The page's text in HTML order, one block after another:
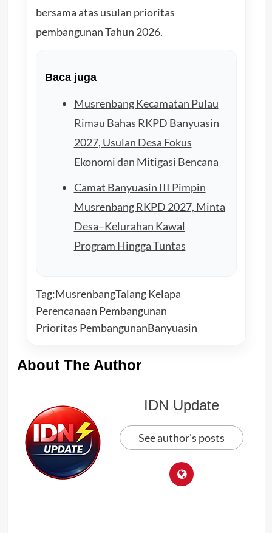
bersama atas usulan prioritas
pembangunan Tahun 2026.
Baca juga
Musrenbang Kecamatan Pulau
Rimau Bahas RKPD Banyuasin
2027, Usulan Desa Fokus
Ekonomi dan Mitigasi Bencana
Camat Banyuasin III Pimpin
Musrenbang RKPD 2027, Minta
Desa–Kelurahan Kawal
Program Hingga Tuntas
Tag:MusrenbangTalang Kelapa
Perencanaan Pembangunan
Prioritas PembangunanBanyuasin
About The Author
IDN Update
See author's posts